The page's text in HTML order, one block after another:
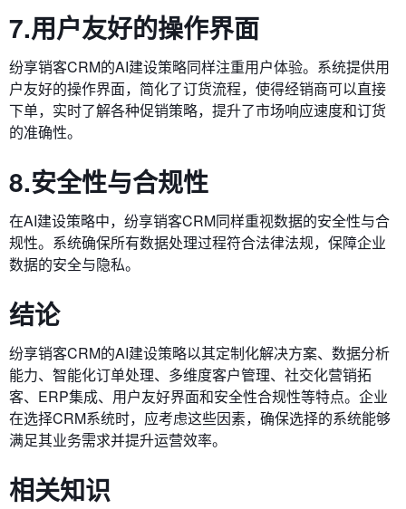
7.用户友好的操作界面
纷享销客CRM的AI建设策略同样注重用户体验。系统提供用
户友好的操作界面，简化了订货流程，使得经销商可以直接
下单，实时了解各种促销策略，提升了市场响应速度和订货
的准确性。
8.安全性与合规性
在AI建设策略中，纷享销客CRM同样重视数据的安全性与合
规性。系统确保所有数据处理过程符合法律法规，保障企业
数据的安全与隐私。
结论
纷享销客CRM的AI建设策略以其定制化解决方案、数据分析
能力、智能化订单处理、多维度客户管理、社交化营销拓
客、ERP集成、用户友好界面和安全性合规性等特点。企业
在选择CRM系统时，应考虑这些因素，确保选择的系统能够
满足其业务需求并提升运营效率。
相关知识